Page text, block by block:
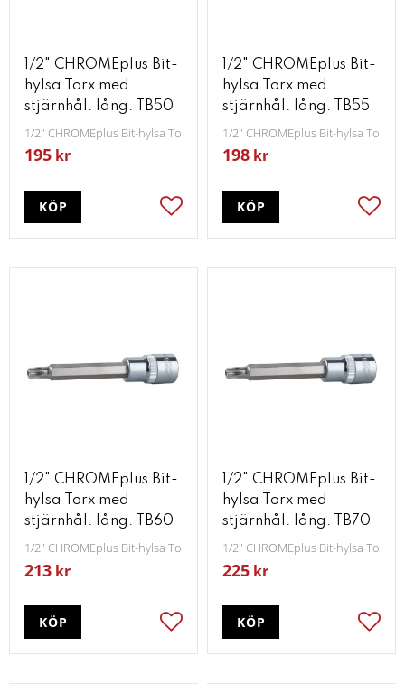
1/2" CHROMEplus Bit-
hylsa Torx med
stjärnhål. lång. TB50
1/2" CHROMEplus Bit-hylsa Torx med stjärnhål lång TB50
195 kr
Lägg till i favoriter
KÖP
1/2" CHROMEplus Bit-
hylsa Torx med
stjärnhål. lång. TB55
1/2" CHROMEplus Bit-hylsa Torx
198 kr
KÖP
1/2" CHROMEplus Bit-
hylsa Torx med
stjärnhål. lång. TB60
1/2" CHROMEplus Bit-hylsa Torx med stjärnhål lång TB60
213 kr
Lägg till i favoriter
KÖP
1/2" CHROMEplus Bit-
hylsa Torx med
stjärnhål. lång. TB70
1/2" CHROMEplus Bit-hylsa Torx
225 kr
KÖP